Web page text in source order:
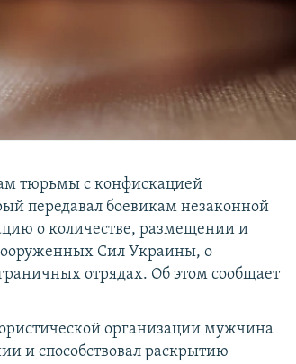
тюрьмы с конфискацией
передавал боевикам незаконной
о количестве, размещении и
Сил Украины, о
отрядах. Об этом сообщает
организации мужчина
и способствовал раскрытию